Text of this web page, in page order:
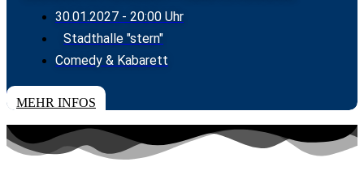
30.01.2027 - 20:00 Uhr
Stadthalle "stern"
Comedy & Kabarett
TICKETS
MEHR INFOS